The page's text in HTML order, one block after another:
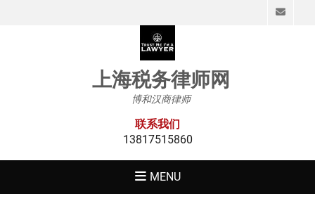
上海税务律师网
博和汉商律师
联系我们
13817515860
MENU